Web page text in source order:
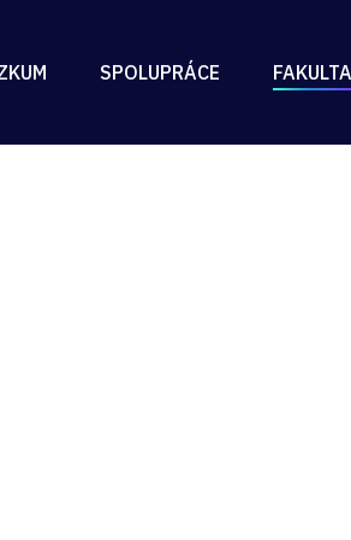
SPOLUPRÁCE FAKULTA